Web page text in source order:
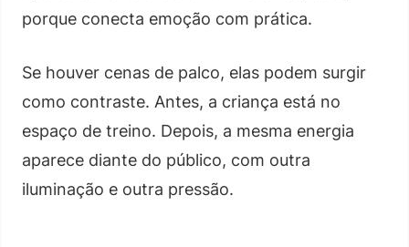
porque conecta emoção com prática.
Se houver cenas de palco, elas podem surgir
como contraste. Antes, a criança está no
espaço de treino. Depois, a mesma energia
aparece diante do público, com outra
iluminação e outra pressão.